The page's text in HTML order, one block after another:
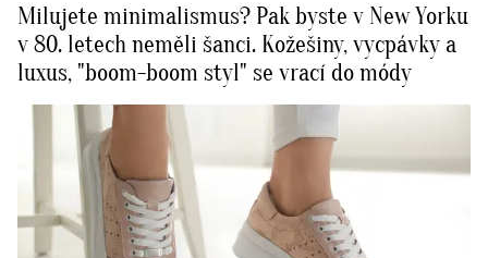
Milujete minimalismus? Pak byste v New Yorku
v 80. letech neměli šanci. Kožešiny, vycpávky a
luxus, "boom-boom styl" se vrací do módy